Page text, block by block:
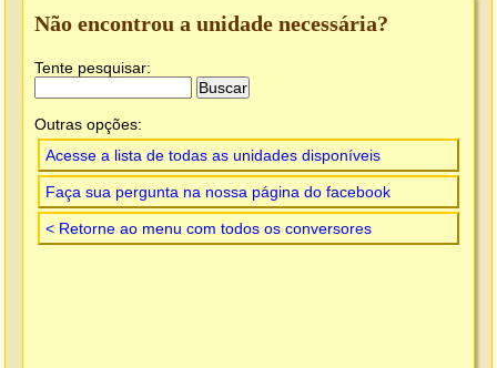
Não encontrou a unidade necessária?
Tente pesquisar:
Outras opções:
Acesse a lista de todas as unidades disponíveis
Faça sua pergunta na nossa página do facebook
< Retorne ao menu com todos os conversores